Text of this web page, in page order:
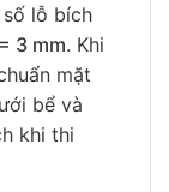
số lỗ bích
3 mm. Khi
mặt
bể và
khi thi